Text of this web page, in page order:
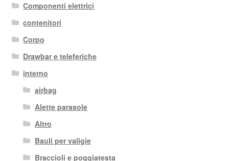
Componenti elettrici
contenitori
Corpo
Drawbar e teleferiche
interno
airbag
Alette parasole
Altro
Bauli per valigie
Braccioli e poggiatesta